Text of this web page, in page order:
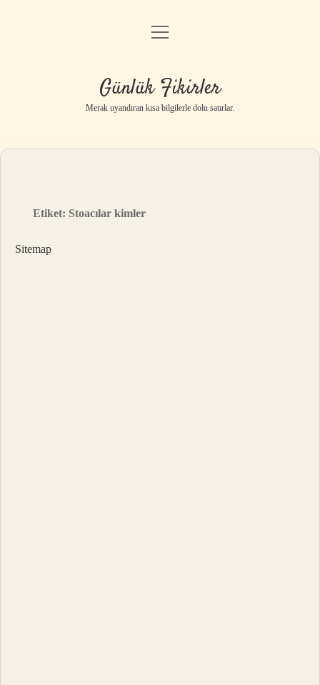
Anasayfa
Yasal Uyarı
menüyü
Günlük Fikirler
Merak uyandıran kısa bilgilerle dolu satırlar.
Etiket: Stoacılar kimler
Sitemap